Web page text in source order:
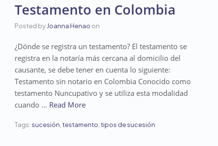
Testamento en Colombia
Posted by Joanna Henao on
¿Dónde se registra un testamento? El testamento se
registra en la notaría más cercana al domicilio del
causante, se debe tener en cuenta lo siguiente:
Testamento sin notario en Colombia Conocido como
testamento Nuncupativo y se utiliza esta modalidad
cuando … Read More
Tags:sucesión testamento tipos de sucesión